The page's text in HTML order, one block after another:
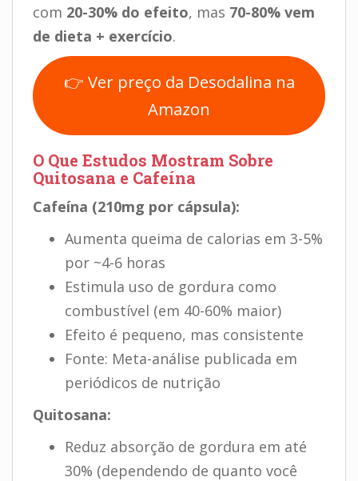
com 20-30% do efeito, mas 70-80% vem
de dieta + exercício.
👉 Ver preço da Desodalina na
Amazon
O Que Estudos Mostram Sobre
Quitosana e Cafeína
Cafeína (210mg por cápsula):
Aumenta queima de calorias em 3-5%
por ~4-6 horas
Estimula uso de gordura como
combustível (em 40-60% maior)
Efeito é pequeno, mas consistente
Fonte: Meta-análise publicada em
periódicos de nutrição
Quitosana:
Reduz absorção de gordura em até
30% (dependendo de quanto você